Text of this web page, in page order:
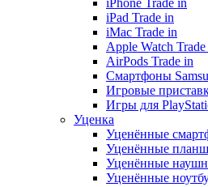
iPhone Trade in
iPad Trade in
iMac Trade in
Apple Watch Trade
AirPods Trade in
Смартфоны
Игровые
Игры для
Уценка
Уценённые
Уценённые
Уценённые
Уценённые